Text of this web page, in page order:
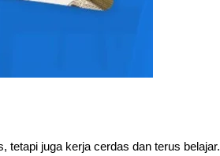
tetapi juga kerja cerdas dan terus belajar.